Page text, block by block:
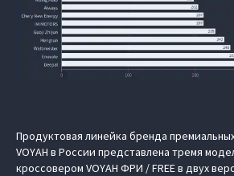
Продуктовая линейка бренда
VOYAH в России представлена тремя
кроссовером VOYAH ФРИ / FREE в двух